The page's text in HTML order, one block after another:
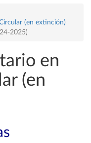
(en extinción)
2025)
en
(en